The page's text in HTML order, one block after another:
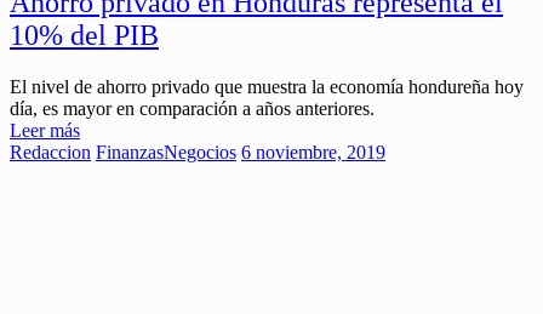
10% del PIB
El nivel de ahorro privado que muestra la economía hondureña hoy
día, es mayor en comparación a años anteriores.
Leer más
Redaccion FinanzasNegocios 6 noviembre, 2019